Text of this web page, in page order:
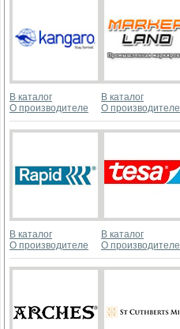
В каталог
О производителе
В каталог
О производителе
В каталог
О производителе
В каталог
О производителе